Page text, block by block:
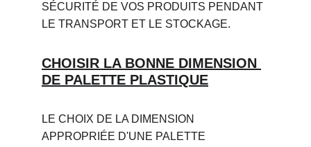
SÉCURITÉ DE VOS PRODUITS PENDANT
LE TRANSPORT ET LE STOCKAGE.
CHOISIR LA BONNE DIMENSION
DE PALETTE PLASTIQUE
LE CHOIX DE LA DIMENSION
APPROPRIÉE D'UNE PALETTE